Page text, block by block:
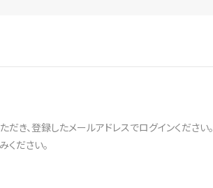
き、登録したメールアドレスでログインください。
ださい。